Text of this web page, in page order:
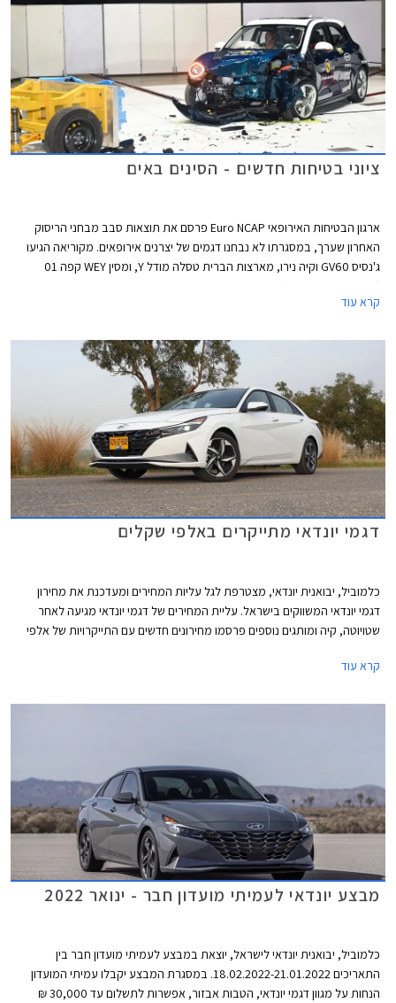
ציוני בטיחות חדשים - הסינים באים
ארגון הבטיחות האירופאי Euro NCAP פרסם את תוצאות סבב מבחני הריסוק
האחרון שערך, במסגרתו לא נבחנו דגמים של יצרנים אירופאים. מקוריאה הגיעו
ג'נסיס GV60 וקיה נירו, מארצות הברית טסלה מודל Y, ומסין WEY קפה 01
(מוכר גם בשם מוקה) ואורה פאנקי קאט - שניהם דגמים למותגים מבית גרייט וול.
כל הדגמים זכו בציון מרבי של 5 כוכבים.
קרא עוד
דגמי יונדאי מתייקרים באלפי שקלים
כלמוביל, יבואנית יונדאי, מצטרפת לגל עליות המחירים ומעדכנת את מחירון
דגמי יונדאי המשווקים בישראל. עליית המחירים של דגמי יונדאי מגיעה לאחר
שטויוטה, קיה ומותגים נוספים פרסמו מחירונים חדשים עם התייקרויות של אלפי
קרא עוד
מבצע יונדאי לעמיתי מועדון חבר - ינואר 2022
כלמוביל, יבואנית יונדאי לישראל, יוצאת במבצע לעמיתי מועדון חבר בין
התאריכים 18.02.2022-21.01.2022. במסגרת המבצע יקבלו עמיתי המועדון
הנחות על מגוון דגמי יונדאי, הטבות אבזור, אפשרות לתשלום עד 30,000 ₪